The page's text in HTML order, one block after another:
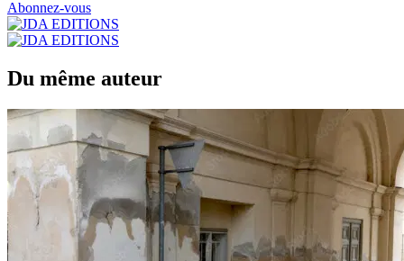
Abonnez-vous
Du même auteur